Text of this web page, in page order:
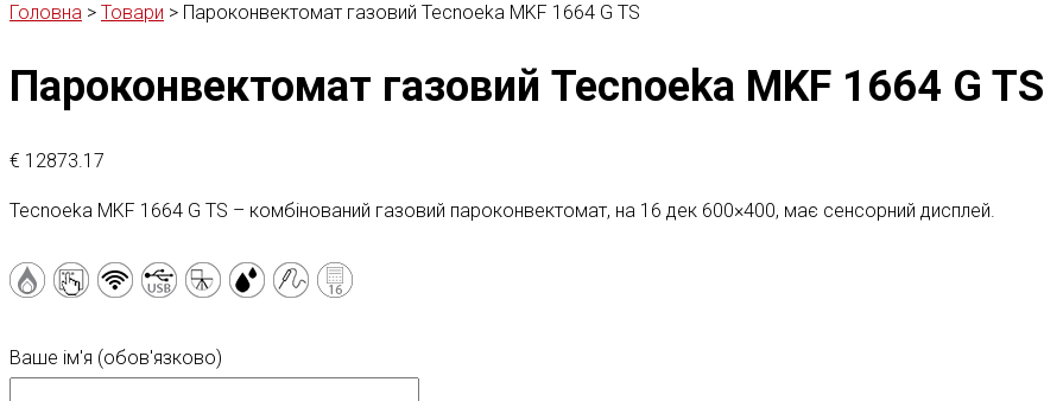
Головна > Товари > Пароконвектомат газовий Tecnoeka MKF 1664 G TS
Пароконвектомат газовий Tecnoeka MKF 1664 G TS
€ 12873.17
Tecnoeka MKF 1664 G TS – комбінований газовий пароконвектомат, на 16 дек 600×400, має сенсорний дисплей.
Ваше ім'я (обов'язково)